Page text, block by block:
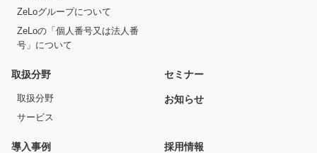
ZeLoグループについて
ZeLoの「個人番号又は法人番
号」について
取扱分野
取扱分野
サービス
セミナー
お知らせ
導入事例 採用情報